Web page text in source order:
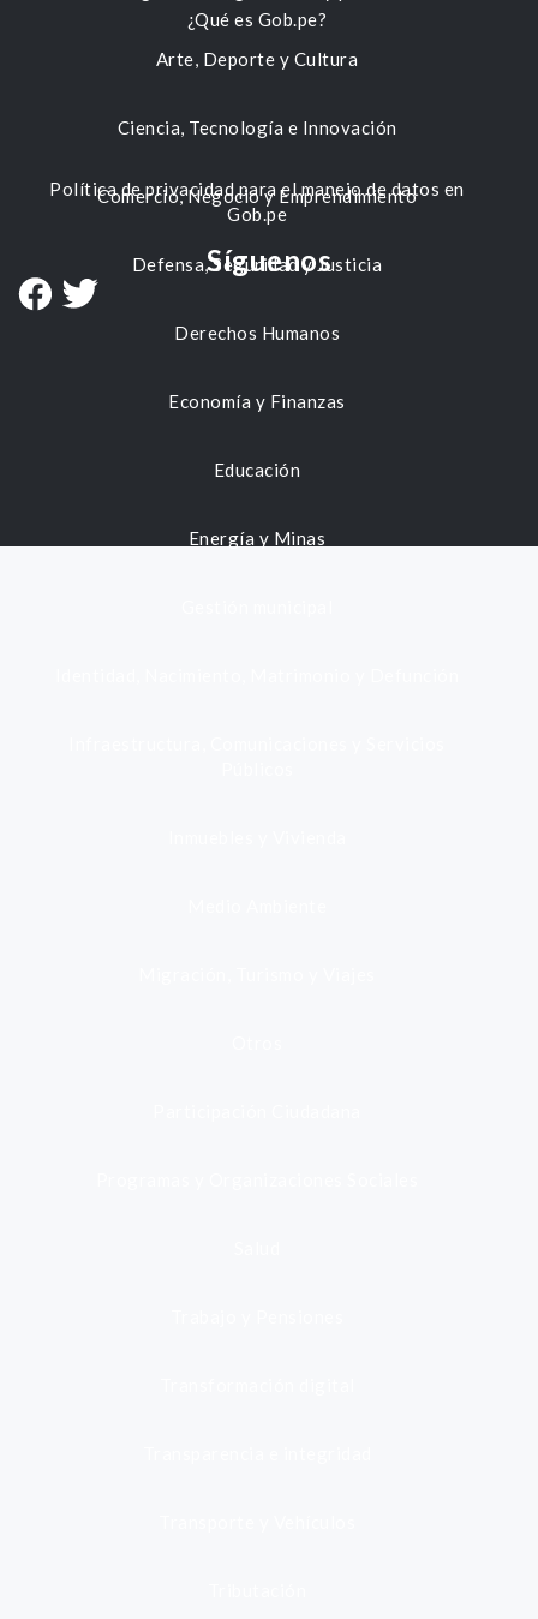
Arte, Deporte y Cultura
Ciencia, Tecnología e Innovación
Comercio, Negocio y Emprendimiento
Defensa, Seguridad y Justicia
Derechos Humanos
Economía y Finanzas
Educación
Energía y Minas
¿Qué es Gob.pe?
Política de privacidad para el manejo de datos en
Gob.pe
Síguenos